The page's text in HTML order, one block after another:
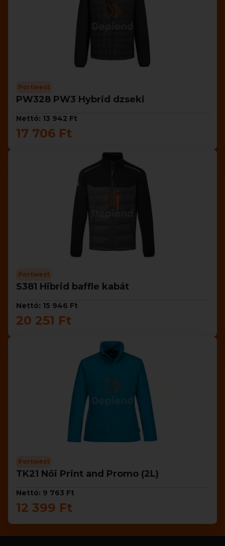
Portwest
PW328 PW3 Hybrid dzseki
Nettó: 13 942 Ft
17 706 Ft
Portwest
S381 Hibrid baffle kabát
Nettó: 15 946 Ft
20 251 Ft
Portwest
TK21 Női Print and Promo (2L)
Nettó: 9 763 Ft
12 399 Ft